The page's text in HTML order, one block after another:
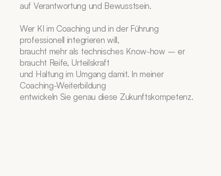
auf Verantwortung und Bewusstsein.
Wer KI im Coaching und in der Führung
professionell integrieren will,
braucht mehr als technisches Know-how – er
braucht Reife, Urteilskraft
und Haltung im Umgang damit. In meiner
Coaching-Weiterbildung
entwickeln Sie genau diese Zukunftskompetenz.